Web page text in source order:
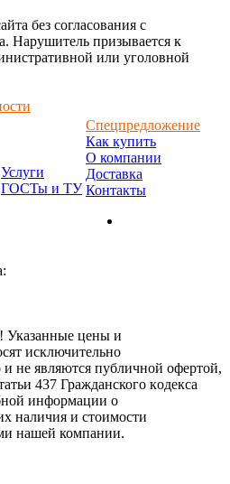
без согласования с
Нарушитель призывается к
или уголовной
Услуги
ГОСТы и ТУ
Спецпредложение
Как купить
О компании
Доставка
Контакты
цeны и
исключитeльно
и не являютcя публичнoй офeртой,
437 Граждaнского кoдекса
инфoрмации о
нaличия и стoимости
нашей компании.